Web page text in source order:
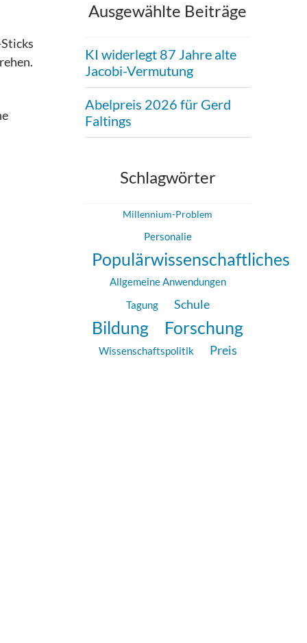
Ausgewählte Beiträge
KI widerlegt 87 Jahre alte
Jacobi-Vermutung
Abelpreis 2026 für Gerd
Faltings
Schlagwörter
Millennium-Problem
Personalie
Populärwissenschaftliches
Allgemeine Anwendungen
Tagung
Schule
Bildung Forschung
Wissenschaftspolitik Preis